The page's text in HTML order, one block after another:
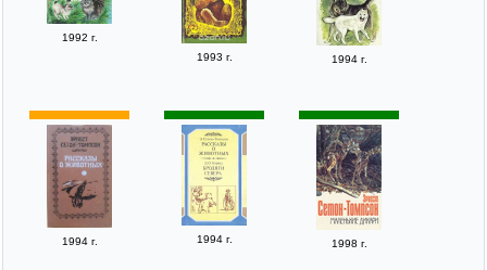
1992 г.
1993 г.
1994 г.
1994 г. 1994 г. 1998 г.